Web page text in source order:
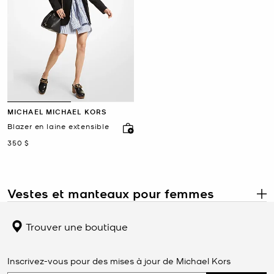
MICHAEL MICHAEL KORS
Blazer en laine extensible
maintenant
350 $
Vestes et manteaux pour femmes .
sophistication moderne et fonctionnalité, offrant des vêtements
d’extérieur qui vous gardent au chaud, tout en rehaussant votre
vestes matelassées et manteaux en laine intemporels, chaque
pièce est conçue à partir de tissus de qualité supérieure avec des
Trouver une boutique
Inscrivez-vous pour des mises à jour de Michael Kors